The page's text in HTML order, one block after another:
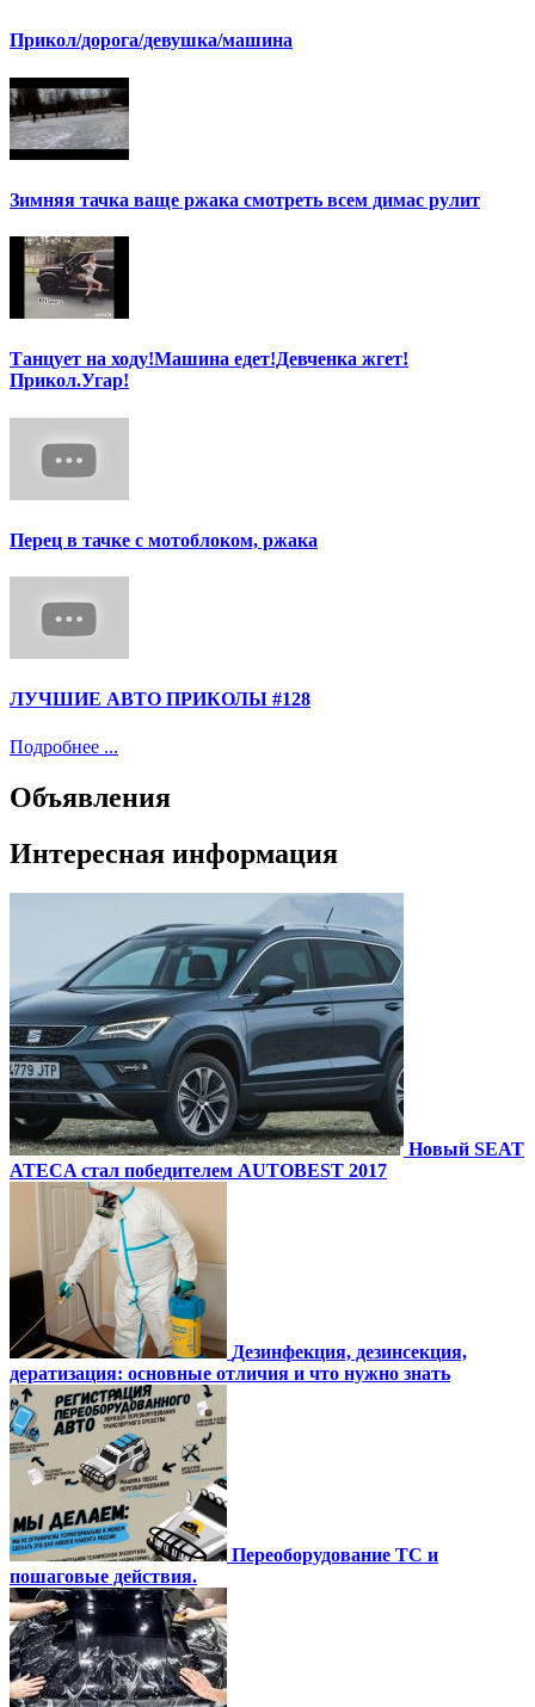
Прикол/дорога/девушка/машина
Зимняя тачка ваще ржака смотреть всем димас рулит
Танцует на ходу!Машина едет!Девченка жгет!
Прикол.Угар!
Перец в тачке с мотоблоком, ржака
ЛУЧШИЕ АВТО ПРИКОЛЫ #128
Подробнее ...
Объявления
Интересная информация
Новый SEAT
ATECA стал победителем AUTOBEST 2017
Дезинфекция, дезинсекция,
дератизация: основные отличия и что нужно знать
Переоборудование ТС и
пошаговые действия.